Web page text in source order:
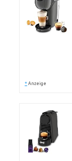
* Anzeige